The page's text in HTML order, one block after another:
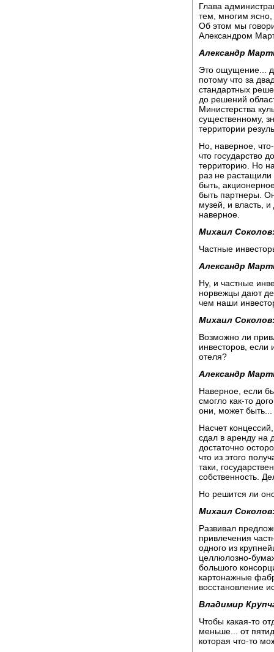
Глава
тем, многим
Об этом мы
Александром
Александр
Это ощущение...
потому что за
стандартных
до решений
Министерства
существенному,
территории
Но, наверное,
что государство
территорию. Но
раз не
быть,
быть партнеры.
музей, и власть,
наверное.
Михаил
Частные
Александр
Ну, и частные
норвежцы дают
чем наши
Михаил
Возможно ли
инвесторов, если
отеля?
Александр
Наверное, если
смогло как-то
они, может быть...
Насчет
сдал в аренду на
достаточно
что из этого
таки,
собственность.
Но решится ли
Михаил
Развивал
привлечения
одного из
целлюлозно-
большого
картонажные
восстановление
Владимир
Чтобы какая-то
меньше... от
которая что-то